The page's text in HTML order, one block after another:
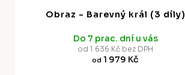
Obraz - Barevný král (3 díly)
Do 7 prac. dní u vás
od 1 636 Kč bez DPH
od 1 979 Kč